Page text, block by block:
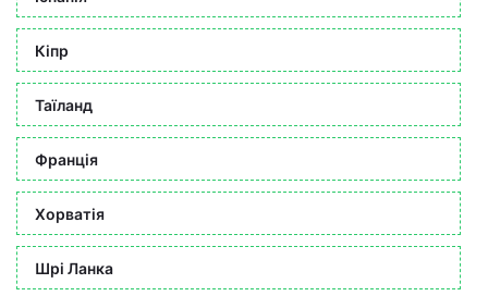
Кіпр
Таїланд
Франція
Хорватія
Шрі Ланка